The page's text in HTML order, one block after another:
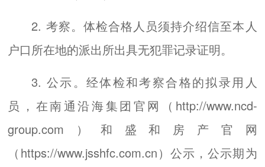
2. 考察。体检合格人员须持介绍信至本人
户口所在地的派出所出具无犯罪记录证明。
3. 公示。经体检和考察合格的拟录用人
员，在南通沿海集团官网（http://www.ncd-
group.com）和盛和房产官网
（https://www.jsshfc.com.cn）公示，公示期为